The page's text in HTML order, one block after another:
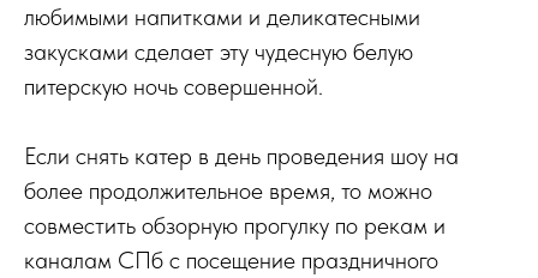
любимыми напитками и деликатесными
закусками сделает эту чудесную белую
питерскую ночь совершенной.
Если снять катер в день проведения шоу на
более продолжительное время, то можно
совместить обзорную прогулку по рекам и
каналам СПб с посещение праздничного